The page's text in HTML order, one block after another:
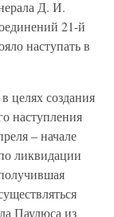
Д. И.
21-й
наступать в
целях создания
наступления
– начале
ликвидации
Паулюса из